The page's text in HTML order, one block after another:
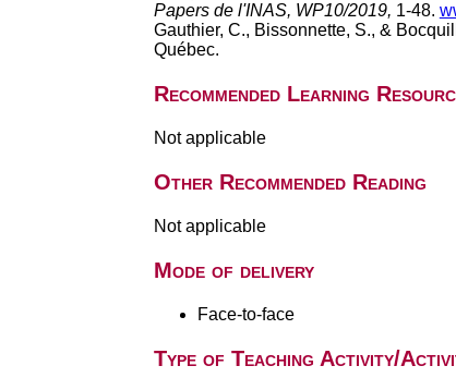
Papers de l'INAS, WP10/2019, 1-48.
Gauthier, C., Bissonnette, S., &
Québec.
Recommended Learning
Not applicable
Other Recommended Reading
Not applicable
Mode of delivery
Face-to-face
Type of Teaching Activity/